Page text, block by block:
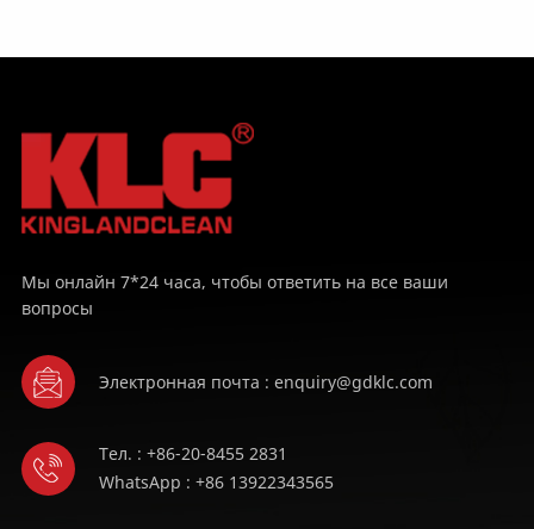
БОЛЬШЕ
Мы онлайн 7*24 часа, чтобы ответить на все ваши
вопросы
Электронная почта : enquiry@gdklc.com
Тел. : +86-20-8455 2831
WhatsApp : +86 13922343565